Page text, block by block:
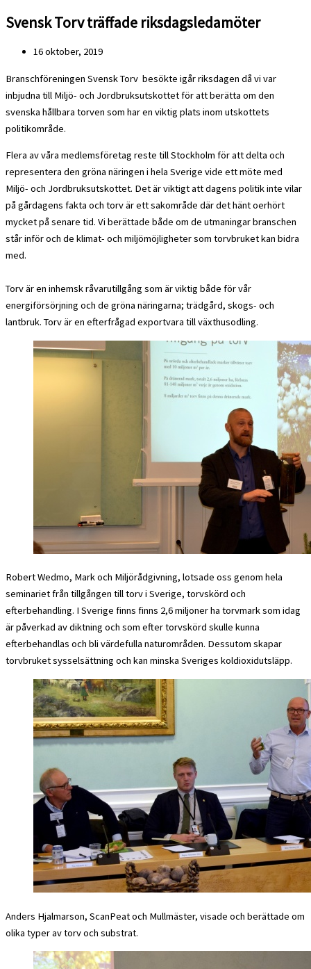
Svensk Torv träffade riksdagsledamöter
16 oktober, 2019
Branschföreningen Svensk Torv besökte igår riksdagen då vi var
inbjudna till Miljö- och Jordbruksutskottet för att berätta om den
svenska hållbara torven som har en viktig plats inom utskottets
politikområde.
Flera av våra medlemsföretag reste till Stockholm för att delta och
representera den gröna näringen i hela Sverige vide ett möte med
Miljö- och Jordbruksutskottet. Det är viktigt att dagens politik inte vilar
på gårdagens fakta och torv är ett sakområde där det hänt oerhört
mycket på senare tid. Vi berättade både om de utmaningar branschen
står inför och de klimat- och miljömöjligheter som torvbruket kan bidra
med.
Torv är en inhemsk råvarutillgång som är viktig både för vår
energiförsörjning och de gröna näringarna; trädgård, skogs- och
lantbruk. Torv är en efterfrågad exportvara till växthusodling.
Robert Wedmo, Mark och Miljörådgivning, lotsade oss genom hela
seminariet från tillgången till torv i Sverige, torvskörd och
efterbehandling. I Sverige finns finns 2,6 miljoner ha torvmark som idag
är påverkad av diktning och som efter torvskörd skulle kunna
efterbehandlas och bli värdefulla naturområden. Dessutom skapar
torvbruket sysselsättning och kan minska Sveriges koldioxidutsläpp.
Anders Hjalmarson, ScanPeat och Mullmäster, visade och berättade om
olika typer av torv och substrat.